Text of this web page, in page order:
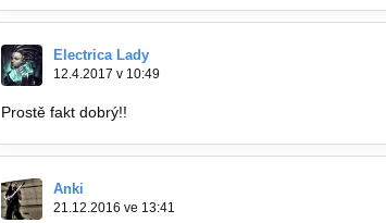
Electrica Lady
12.4.2017 v 10:49
Prostě fakt dobrý!!
Anki
21.12.2016 ve 13:41